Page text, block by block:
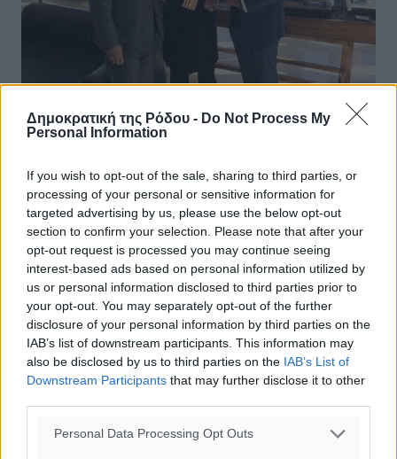
Δημοκρατική της Ρόδου - Do Not Process My
Personal Information
If you wish to opt-out of the sale, sharing to third parties, or
processing of your personal or sensitive information for
targeted advertising by us, please use the below opt-out
section to confirm your selection. Please note that after your
opt-out request is processed you may continue seeing
interest-based ads based on personal information utilized by
us or personal information disclosed to third parties prior to
your opt-out. You may separately opt-out of the further
disclosure of your personal information by third parties on the
IAB’s list of downstream participants. This information may
also be disclosed by us to third parties on the IAB’s List of
Downstream Participants that may further disclose it to other
Personal Data Processing Opt Outs
Στη Σχολή Ναυτικών Δοκίμων για τις
Πολεμικού Ναυτικού, ο Πρόεδρος του
Τμήματος Ρόδου της ΑΧΕΠΑ ΕΛΛΑΣ.
Την Τετάρτη 6 Δεκεμβρίου 2017, ημέρα εορτασμού του
Προστάτη του Πολεμικού Ναυτικού Αγίου Νικολάου, ο
Πρόεδρος του Τμήματος HJ – 17 Βάρης – Βούλας –
Βουλιαγμένης κ. Παναγιώτης ...
08.12.17, 13:00